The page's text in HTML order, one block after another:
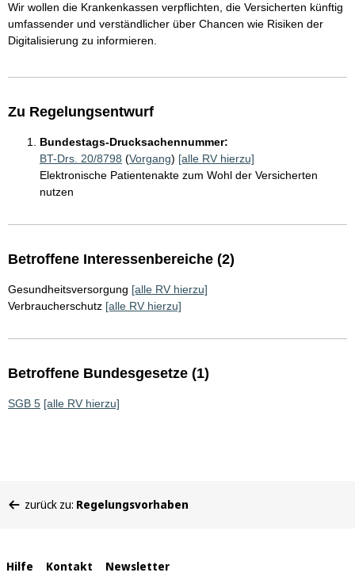
Wir wollen die Krankenkassen verpflichten, die Versicherten künftig
umfassender und verständlicher über Chancen wie Risiken der
Digitalisierung zu informieren.
Zu Regelungsentwurf
Bundestags-Drucksachennummer:
BT-Drs. 20/8798 (Vorgang) [alle RV hierzu]
Elektronische Patientenakte zum Wohl der Versicherten
nutzen
Betroffene Interessenbereiche (2)
Gesundheitsversorgung [alle RV hierzu]
Verbraucherschutz [alle RV hierzu]
Betroffene Bundesgesetze (1)
SGB 5 [alle RV hierzu]
befinden
zurück zu: Regelungsvorhaben
Interne
Hilfe Kontakt Newsletter